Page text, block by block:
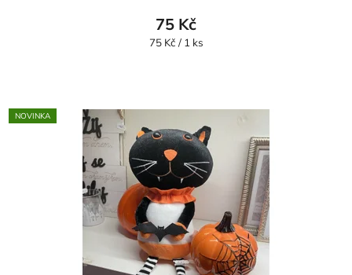
75 Kč
Měrná
75 Kč / 1 ks
NOVINKA